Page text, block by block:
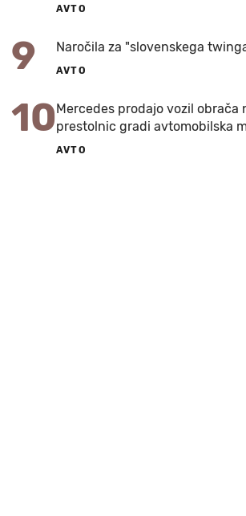
AVTO
9 Naročila za "slovenskega
AVTO
10Mercedes prodajo vozil obrača
prestolnic gradi avtomobilska
AVTO